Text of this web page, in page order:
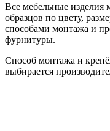
Все мебельные изделия
образцов по цвету,
способами монтажа и
фурнитуры.
Способ монтажа и
выбирается